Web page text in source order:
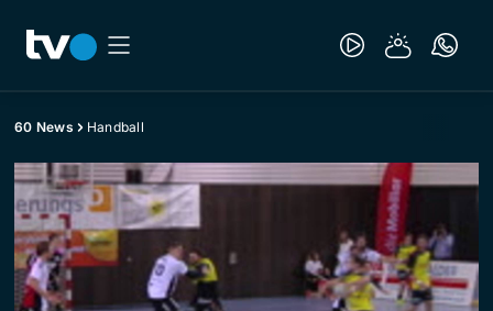
60 News Handball